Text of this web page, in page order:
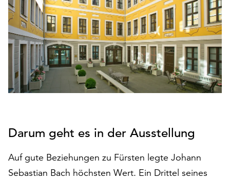
der
Seite
notwendig
sind
(funktionale
Cookies),
sowie
solche,
anonymen
genutzt
werden.
Darum geht es in der Ausstellung
Auf gute Beziehungen zu Fürsten legte Johann
Sebastian Bach höchsten Wert. Ein Drittel seines